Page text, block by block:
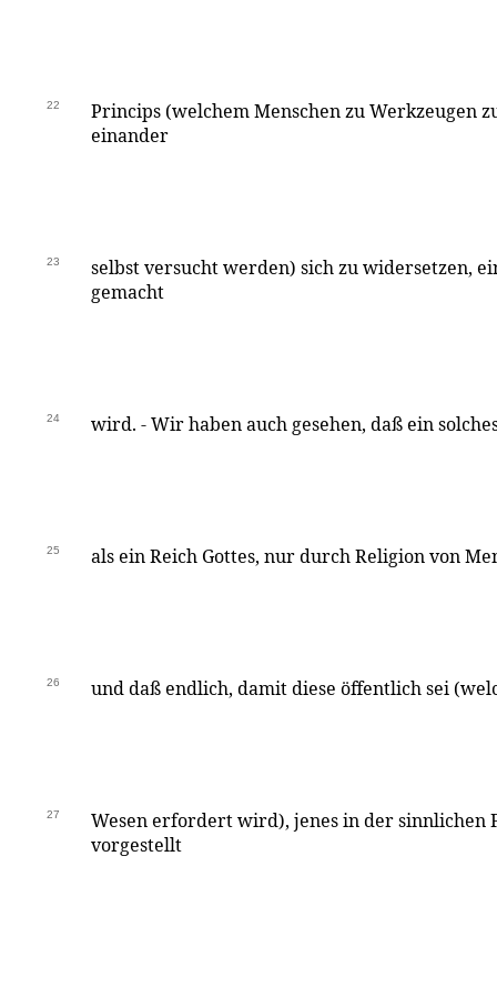
22
Princips (welchem Menschen zu Werkzeugen
einander
23
selbst versucht werden) sich zu widersetzen,
gemacht
24 wird. - Wir haben auch gesehen, daß ein
25 als ein Reich Gottes, nur durch Religion von
26 und daß endlich, damit diese öffentlich sei
27
Wesen erfordert wird), jenes in der sinnlichen
vorgestellt